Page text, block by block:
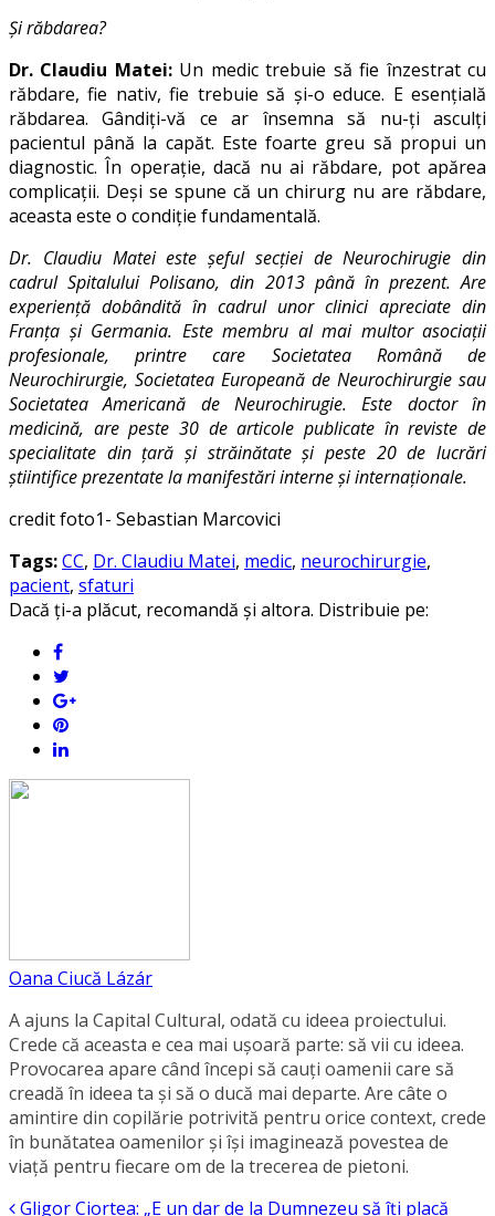
Și răbdarea?
Dr. Claudiu Matei:Un medic trebuie să fie înzestrat cu
răbdare, fie nativ, fie trebuie să și-o educe. E esențială
răbdarea. Gândiți-vă ce ar însemna să nu-ți asculți
pacientul până la capăt. Este foarte greu să propui un
diagnostic. În operație, dacă nu ai răbdare, pot apărea
complicații. Deși se spune că un chirurg nu are răbdare,
aceasta este o condiție fundamentală.
Dr. Claudiu Matei este șeful secției de Neurochirugie din
cadrul Spitalului Polisano, din 2013 până în prezent. Are
experiență dobândită în cadrul unor clinici apreciate din
Franța și Germania. Este membru al mai multor asociații
profesionale, printre care Societatea Română de
Neurochirurgie, Societatea Europeană de Neurochirurgie sau
Societatea Americană de Neurochirugie. Este doctor în
medicină, are peste 30 de articole publicate în reviste de
specialitate din țară și străinătate și peste 20 de lucrări
știintifice prezentate la manifestări interne și internaționale.
credit foto1- Sebastian Marcovici
Tags:CC, Dr. Claudiu Matei, medic, neurochirurgie,
pacient, sfaturi
Dacă ți-a plăcut, recomandă și altora. Distribuie pe:
Oana Ciucă Lázár
A ajuns la Capital Cultural, odată cu ideea proiectului.
Crede că aceasta e cea mai ușoară parte: să vii cu ideea.
Provocarea apare când începi să cauți oamenii care să
creadă în ideea ta și să o ducă mai departe. Are câte o
amintire din copilărie potrivită pentru orice context, crede
în bunătatea oamenilor și își imaginează povestea de
viață pentru fiecare om de la trecerea de pietoni.
Gligor Ciortea: „E un dar de la Dumnezeu să îți placă